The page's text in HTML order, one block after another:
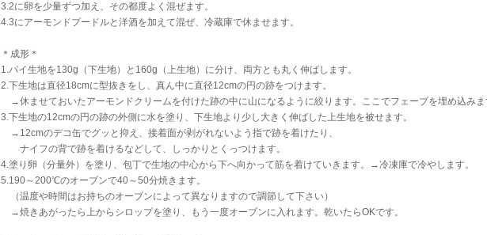
3.2に卵を少量ずつ加え、その都度よく混ぜます。
4.3にアーモンドプードルと洋酒を加えて混ぜ、冷蔵庫で休ませます。
＊成形＊
1.パイ生地を130g（下生地）と160g（上生地）に分け、両方とも丸く伸ばします。
2.下生地は直径18cmに型抜きをし、真ん中に直径12cmの円の跡をつけます。
→休ませておいたアーモンドクリームを付けた跡の中に山になるように絞ります。ここでフェーブを埋め込み
3.下生地の12cmの円の跡の外側に水を塗り、下生地より少し大きく伸ばした上生地を被せます。
→12cmのデコ缶でグッと抑え、接着面が剥がれないよう指で跡を着けたり、
ナイフの背で跡を着けるなどして、しっかりとくっつけます。
4.塗り卵（分量外）を塗り、包丁で生地の中心から下へ向かって筋を着けていきます。→冷凍庫で冷やします。
5.190～200℃のオーブンで40～50分焼きます。
（温度や時間はお持ちのオーブンによって異なりますので調節して下さい）
→焼きあがったら上からシロップを塗り、もう一度オーブンに入れます。乾いたらOKです。